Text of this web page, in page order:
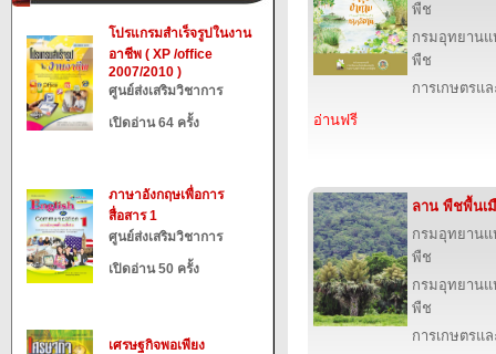
โปรแกรมสำเร็จรูปในงาน
อาชีพ ( XP /office
2007/2010 )
ศูนย์ส่งเสริมวิชาการ
เปิดอ่าน 64 ครั้ง
ภาษาอังกฤษเพื่อการ
สื่อสาร 1
ศูนย์ส่งเสริมวิชาการ
เปิดอ่าน 50 ครั้ง
เศรษฐกิจพอเพียง
พืช
กรมอุทยาน
พืช
การเกษตรแ
อ่านฟรี
ลาน พืชพื้นเ
กรมอุทยาน
พืช
กรมอุทยาน
พืช
การเกษตรแ